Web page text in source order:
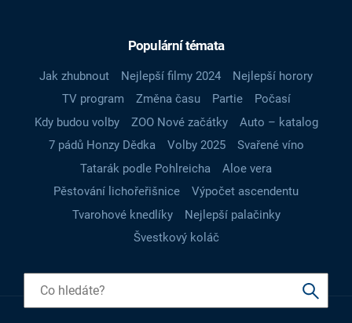
Populární témata
Jak zhubnout Nejlepší filmy 2024
Nejlepší horory
TV program
Změna času Partie
Počasí
Kdy budou volby
ZOO Nové začátky
Auto – katalog
7 pádů Honzy Dědka
Volby 2025
Svařené víno
Tatarák podle Pohlreicha
Aloe vera
Pěstování lichořeřišnice
Výpočet ascendentu
Tvarohové knedlíky
Nejlepší palačinky
Švestkový koláč